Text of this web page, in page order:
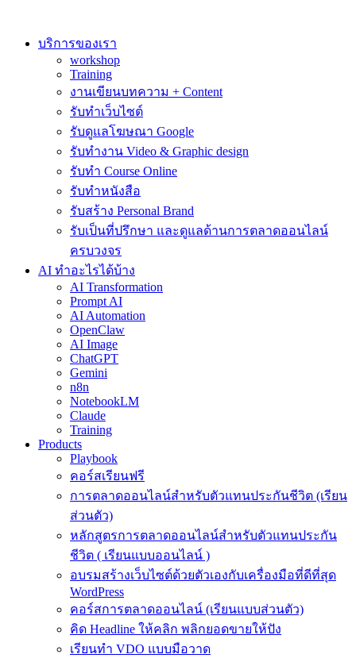
contentบริการของเรา
workshop
Training
งานเขียนบทความ + Content
รับทำเว็บไซต์
รับดูแลโฆษณา Google
รับทำงาน Video & Graphic design
รับทำ Course Online
รับทำหนังสือ
รับสร้าง Personal Brand
รับเป็นที่ปรึกษา และดูแลด้านการตลาดออนไลน์
ครบวงจร
AI ทำอะไรได้บ้าง
AI Transformation
Prompt AI
AI Automation
OpenClaw
AI Image
ChatGPT
Gemini
n8n
NotebookLM
Claude
Training
Products
Playbook
คอร์สเรียนฟรี
การตลาดออนไลน์สำหรับตัวแทนประกันชีวิต (เรียน
ส่วนตัว)
หลักสูตรการตลาดออนไลน์สำหรับตัวแทนประกัน
ชีวิต ( เรียนแบบออนไลน์ )
อบรมสร้างเว็บไซต์ด้วยตัวเองกับเครื่องมือที่ดีที่สุด
WordPress
คอร์สการตลาดออนไลน์ (เรียนแบบส่วนตัว)
คิด Headline ให้คลิก พลิกยอดขายให้ปัง
เรียนทำ VDO แบบมือวาด